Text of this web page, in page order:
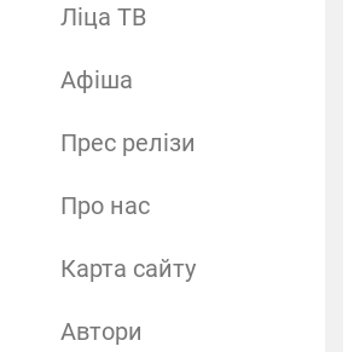
Ліца ТВ
Афіша
Прес релізи
Про нас
Карта сайту
Автори